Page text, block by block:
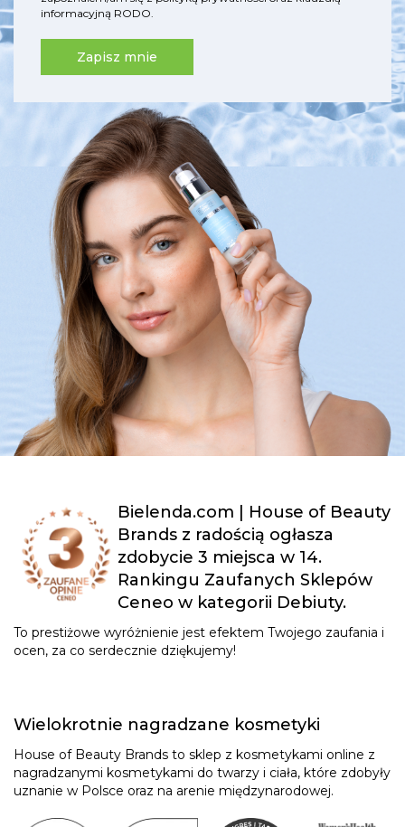
informacyjną RODO.
Zapisz mnie
Bielenda.com | House of Beauty
Brands z radością ogłasza
zdobycie 3 miejsca w 14.
Rankingu Zaufanych Sklepów
Ceneo w kategorii Debiuty.
To prestiżowe wyróżnienie jest efektem Twojego zaufania i
ocen, za co serdecznie dziękujemy!
Wielokrotnie nagradzane kosmetyki
House of Beauty Brands to sklep z kosmetykami online z
nagradzanymi kosmetykami do twarzy i ciała, które zdobyły
uznanie w Polsce oraz na arenie międzynarodowej.